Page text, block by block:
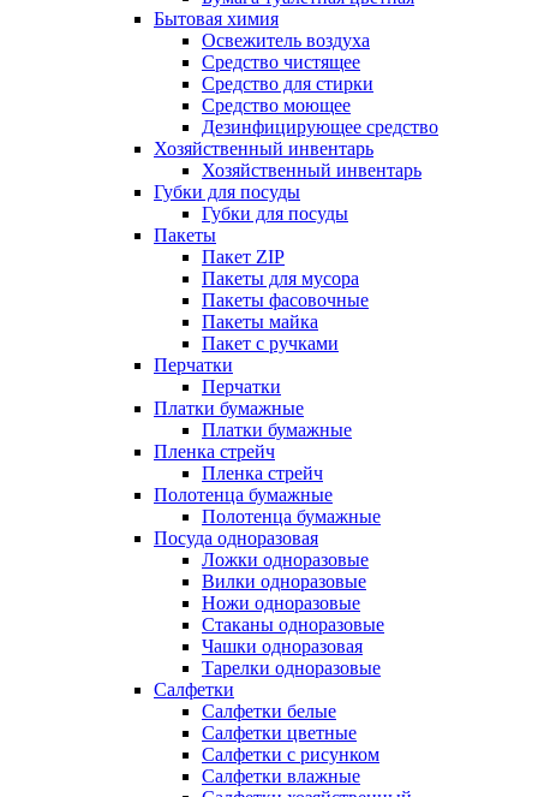
Бытовая химия
Освежитель воздуха
Средство чистящее
Средство для стирки
Средство моющее
Дезинфицирующее средство
Хозяйственный инвентарь
Хозяйственный инвентарь
Губки для посуды
Губки для посуды
Пакеты
Пакет ZIP
Пакеты для мусора
Пакеты фасовочные
Пакеты майка
Пакет с ручками
Перчатки
Перчатки
Платки бумажные
Платки бумажные
Пленка стрейч
Пленка стрейч
Полотенца бумажные
Полотенца бумажные
Посуда одноразовая
Ложки одноразовые
Вилки одноразовые
Ножи одноразовые
Стаканы одноразовые
Чашки одноразовая
Тарелки одноразовые
Салфетки
Салфетки белые
Салфетки цветные
Салфетки с рисунком
Салфетки влажные